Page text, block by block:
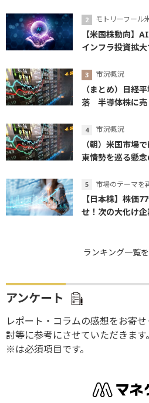
モトリーフール
【米国株動向】
インフラ投資拡
市況概況
（まとめ）日経
落 半導体株に売
市況概況
（朝）米国市場
東情勢を巡る懸
市場のテーマを再訪
【日本株】株価
せ！次の大化け
ランキング一覧
アンケート
レポート・コラムの感想をお寄
討等に参考にさせていただきます。
※は必須項目です。